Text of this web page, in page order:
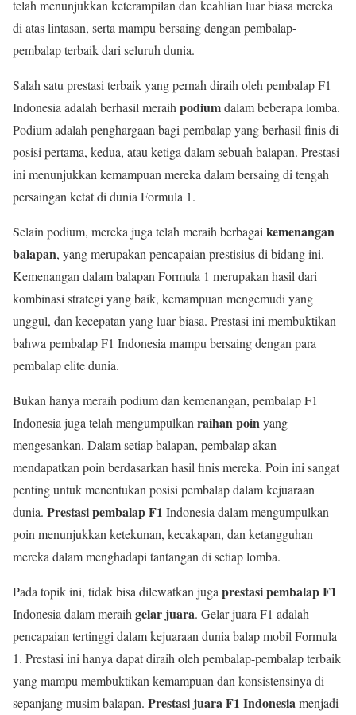
telah menunjukkan keterampilan dan keahlian luar biasa mereka
di atas lintasan, serta mampu bersaing dengan pembalap-
pembalap terbaik dari seluruh dunia.
Salah satu prestasi terbaik yang pernah diraih oleh pembalap F1
Indonesia adalah berhasil meraihpodiumdalam beberapa lomba.
Podium adalah penghargaan bagi pembalap yang berhasil finis di
posisi pertama, kedua, atau ketiga dalam sebuah balapan. Prestasi
ini menunjukkan kemampuan mereka dalam bersaing di tengah
persaingan ketat di dunia Formula 1.
Selain podium, mereka juga telah meraih berbagaikemenangan
balapan, yang merupakan pencapaian prestisius di bidang ini.
Kemenangan dalam balapan Formula 1 merupakan hasil dari
kombinasi strategi yang baik, kemampuan mengemudi yang
unggul, dan kecepatan yang luar biasa. Prestasi ini membuktikan
bahwa pembalap F1 Indonesia mampu bersaing dengan para
pembalap elite dunia.
Bukan hanya meraih podium dan kemenangan, pembalap F1
Indonesia juga telah mengumpulkanraihan poinyang
mengesankan. Dalam setiap balapan, pembalap akan
mendapatkan poin berdasarkan hasil finis mereka. Poin ini sangat
penting untuk menentukan posisi pembalap dalam kejuaraan
dunia. Prestasi pembalap F1 Indonesia dalam mengumpulkan
poin menunjukkan ketekunan, kecakapan, dan ketangguhan
mereka dalam menghadapi tantangan di setiap lomba.
Pada topik ini, tidak bisa dilewatkan jugaprestasi pembalap F1
Indonesia dalam meraihgelar juara. Gelar juara F1 adalah
pencapaian tertinggi dalam kejuaraan dunia balap mobil Formula
1. Prestasi ini hanya dapat diraih oleh pembalap-pembalap terbaik
yang mampu membuktikan kemampuan dan konsistensinya di
sepanjang musim balapan. Prestasi juara F1 Indonesiamenjadi